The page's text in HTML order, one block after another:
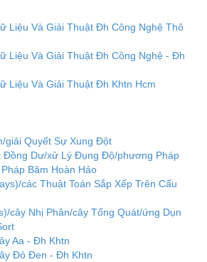
Liệu Và Giải Thuật Đh Công Nghệ Thô
Liệu Và Giải Thuật Đh Công Nghệ - Đh
Liệu Và Giải Thuật Đh Khtn Hcm
giải Quyết Sự Xung Đột
Đồng Dư/xử Lý Đụng Độ/phương Pháp
Băm Hoàn Hảo
các Thuật Toán Sắp Xếp Trên Cấu
cây Nhị Phân/cây Tổng Quát/ứng Dụn
Aa - Đh Khtn
Đỏ Đen - Đh Khtn